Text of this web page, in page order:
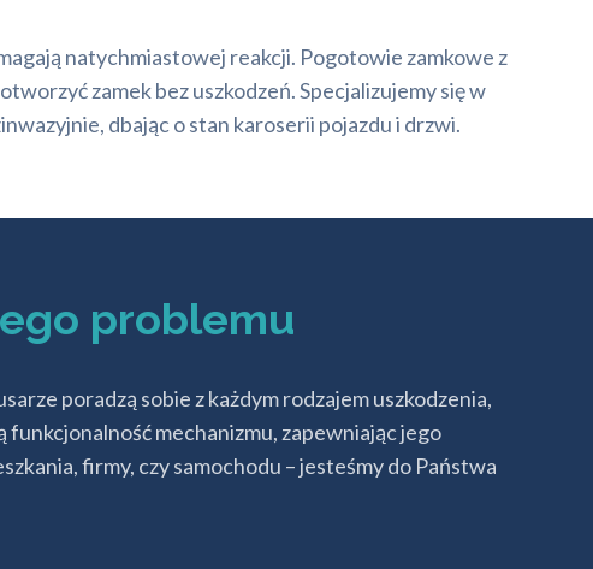
natychmiastowej reakcji. Pogotowie zamkowe z
zamek bez uszkodzeń. Specjalizujemy się w
dbając o stan karoserii pojazdu i drzwi.
problemu
poradzą sobie z każdym rodzajem uszkodzenia,
mechanizmu, zapewniając jego
firmy, czy samochodu – jesteśmy do Państwa